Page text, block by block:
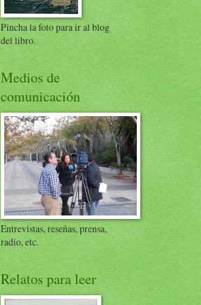
Pincha la foto para ir al blog
del libro.
Medios de
comunicación
Entrevistas, reseñas, prensa,
radio, etc.
Relatos para leer